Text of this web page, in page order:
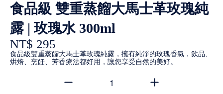
食品級 雙重蒸餾大馬士革玫瑰純
露 | 玫瑰水 300ml
NT$ 295
食品級雙重蒸餾大馬士革玫瑰純露，擁有純淨的玫瑰香氣，飲品、
烘焙、烹飪、芳香療法都好用，讓您享受自然的美好。